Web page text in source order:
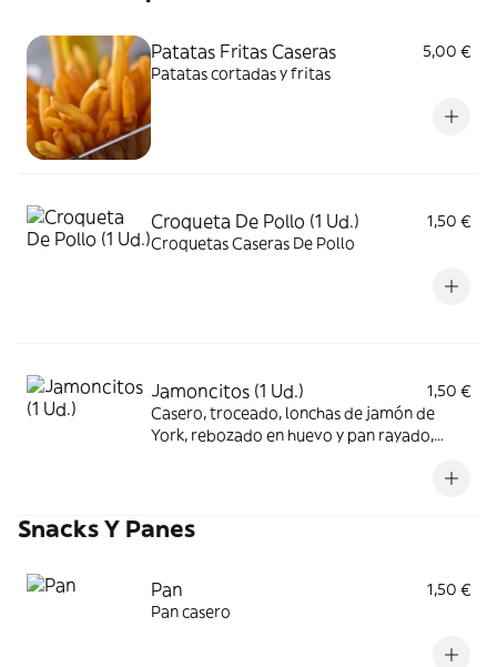
Patatas Fritas Caseras
5,00 €
Patatas cortadas y fritas
Croqueta De Pollo (1 Ud.)
1,50 €
Croquetas Caseras De Pollo
Jamoncitos (1 Ud.)
1,50 €
Casero, troceado, lonchas de jamón de
York, rebozado en huevo y pan rayado,
Snacks Y Panes
Pan
1,50 €
Pan casero